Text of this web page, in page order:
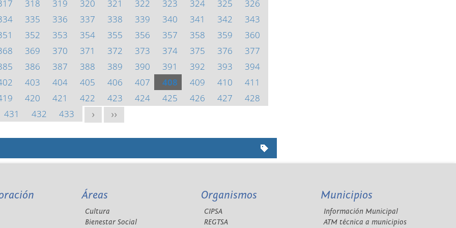
318 319 320 321 322 323 324 325
326
335 336 337 338 339 340 341 342
343
352 353 354 355 356 357 358 359
360
369 370 371 372 373 374 375 376
377
386 387 388 389 390 391 392 393
394
403 404 405 406 407 408 409 410
411
420 421 422 423 424 425 426 427
428
431
432 433 > >>
Áreas
Cultura
Bienestar Social
Organismos
CIPSA
REGTSA
Municipios
Información Municipal
ATM técnica a municipios